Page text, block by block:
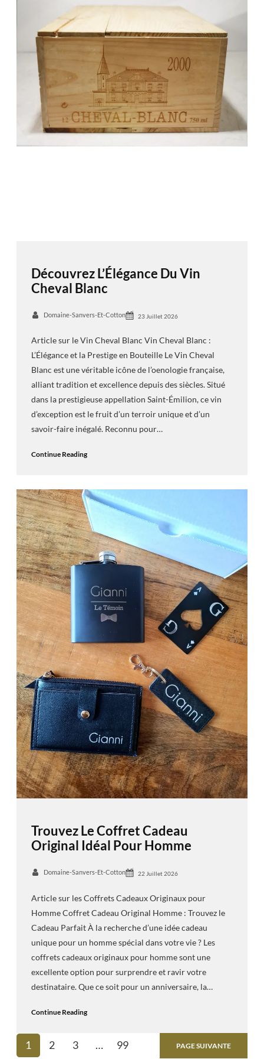
Découvrez L’Élégance Du Vin
Cheval Blanc
Domaine-Sanvers-Et-Cotton 23 Juillet 2026
Article sur le Vin Cheval Blanc Vin Cheval Blanc :
L’Élégance et la Prestige en Bouteille Le Vin Cheval
Blanc est une véritable icône de l’oenologie française,
alliant tradition et excellence depuis des siècles. Situé
dans la prestigieuse appellation Saint-Émilion, ce vin
d’exception est le fruit d’un terroir unique et d’un
savoir-faire inégalé. Reconnu pour…
Continue Reading
Trouvez Le Coffret Cadeau
Original Idéal Pour Homme
Domaine-Sanvers-Et-Cotton 22 Juillet 2026
Article sur les Coffrets Cadeaux Originaux pour
Homme Coffret Cadeau Original Homme : Trouvez le
Cadeau Parfait À la recherche d’une idée cadeau
unique pour un homme spécial dans votre vie ? Les
coffrets cadeaux originaux pour homme sont une
excellente option pour surprendre et ravir votre
destinataire. Que ce soit pour un anniversaire, la…
Continue Reading
1 2 3 … 99 PAGE SUIVANTE